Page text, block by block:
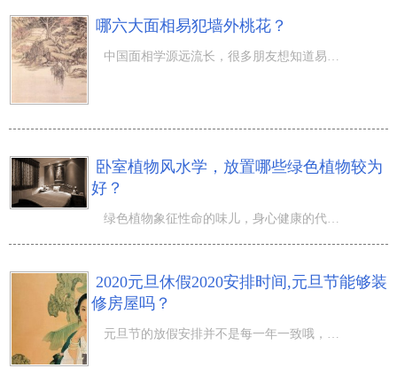
哪六大面相易犯墙外桃花？
中国面相学源远流长，很多朋友想知道易犯墙外桃花的面相究竟如何？ 接下来先从几个方面阐述，以其抛砖引玉
卧室植物风水学，放置哪些绿色植物较为
好？
2020元旦休假2020安排时间,元旦节能够装
修房屋吗？